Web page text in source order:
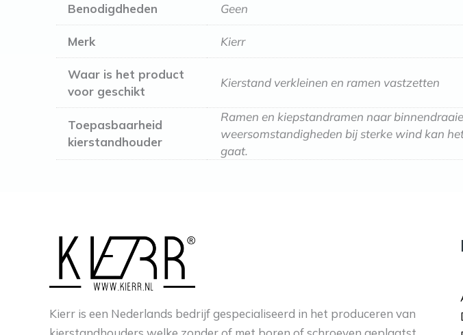
Benodigdheden Geen
Merk Kierr
Waar is het product
voor geschikt
Kierstand verkleinen en ramen vastzetten
Toepasbaarheid
kierstandhouder
Ramen en kiepstandramen naar
weersomstandigheden bij sterke wind kan
gaat.
Kierr is een Nederlands bedrijf gespecialiseerd in het produceren van